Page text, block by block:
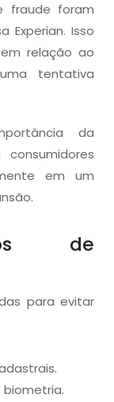
fraude foram
Experian. Isso
relação ao
tentativa
da
em um
de
para evitar
biometria.